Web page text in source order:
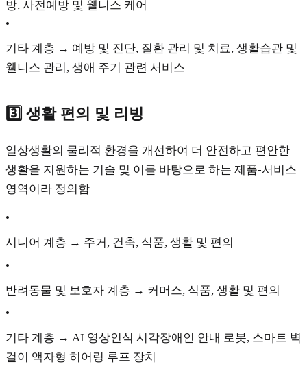
방, 사전예방 및 웰니스 케어
•
기타 계층 → 예방 및 진단, 질환 관리 및 치료, 생활습관 및
웰니스 관리, 생애 주기 관련 서비스
3️⃣ 생활 편의 및 리빙
일상생활의 물리적 환경을 개선하여 더 안전하고 편안한
생활을 지원하는 기술 및 이를 바탕으로 하는 제품-서비스
영역이라 정의함
•
시니어 계층 → 주거, 건축, 식품, 생활 및 편의
•
반려동물 및 보호자 계층 → 커머스, 식품, 생활 및 편의
•
기타 계층 → AI 영상인식 시각장애인 안내 로봇, 스마트 벽
걸이 액자형 히어링 루프 장치